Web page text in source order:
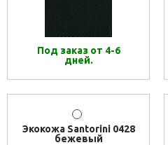
Под заказ от 4-6
дней.
Экокожа Santorini 0428
бежевый